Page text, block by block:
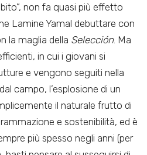
non fa quasi più effetto
Lamine Yamal debuttare con
la maglia della Selección. Ma
in cui i giovani si
e vengono seguiti nella
campo, l’esplosione di un
il naturale frutto di
e sostenibilità, ed è
più spesso negli anni (per